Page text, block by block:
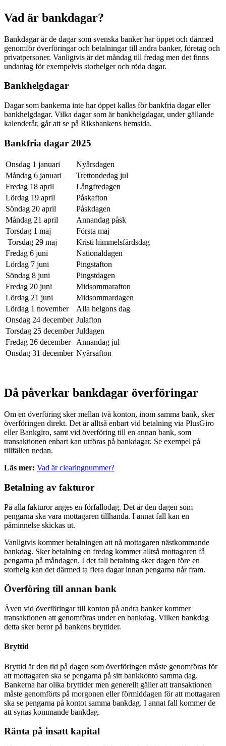
Vad är bankdagar?
Bankdagar är de dagar som svenska banker har öppet och därmed
genomför överföringar och betalningar till andra banker, företag och
privatpersoner. Vanligtvis är det måndag till fredag men det finns
undantag för exempelvis storhelger och röda dagar.
Bankhelgdagar
Dagar som bankerna inte har öppet kallas för bankfria dagar eller
bankhelgdagar. Vilka dagar som är bankhelgdagar, under gällande
kalenderår, går att se på Riksbankens hemsida.
Bankfria dagar 2025
Onsdag 1 januari
Nyårsdagen
Måndag 6 januari
Trettondedag jul
Fredag 18 april
Långfredagen
Lördag 19 april
Påskafton
Söndag 20 april
Påskdagen
Måndag 21 april
Annandag påsk
Torsdag 1 maj
Första maj
Torsdag 29 maj
Kristi himmelsfärdsdag
Fredag 6 juni
Nationaldagen
Lördag 7 juni
Pingstafton
Söndag 8 juni
Pingstdagen
Fredag 20 juni
Midsommarafton
Lördag 21 juni
Midsommardagen
Lördag 1 november
Alla helgons dag
Onsdag 24 december Julafton
Torsdag 25 december Juldagen
Fredag 26 december
Annandag jul
Onsdag 31 december Nyårsafton
Då påverkar bankdagar överföringar
Om en överföring sker mellan två konton, inom samma bank, sker
överföringen direkt. Det är alltså enbart vid betalning via PlusGiro
eller Bankgiro, samt vid överföring till en annan bank, som
transaktionen enbart kan utföras på bankdagar. Se exempel på
tillfällen nedan.
Läs mer: Vad är clearingnummer?
Betalning av fakturor
På alla fakturor anges en förfallodag. Det är den dagen som
pengarna ska vara mottagaren tillhanda. I annat fall kan en
påminnelse skickas ut.
Vanligtvis kommer betalningen att nå mottagaren nästkommande
bankdag. Sker betalning en fredag kommer alltså mottagaren få
pengarna på måndagen. I det fall betalning sker dagen före en
storhelg kan det därmed ta flera dagar innan pengarna når fram.
Överföring till annan bank
Även vid överföringar till konton på andra banker kommer
transaktionen att genomföras under en bankdag. Vilken bankdag
detta sker beror på bankens bryttider.
Bryttid
Bryttid är den tid på dagen som överföringen måste genomföras för
att mottagaren ska se pengarna på sitt bankkonto samma dag.
Bankerna har olika bryttider men generellt gäller att transaktionen
måste genomförts på morgonen eller förmiddagen för att mottagaren
ska se pengarna på kontot samma bankdag. I annat fall kommer de
att synas kommande bankdag.
Ränta på insatt kapital